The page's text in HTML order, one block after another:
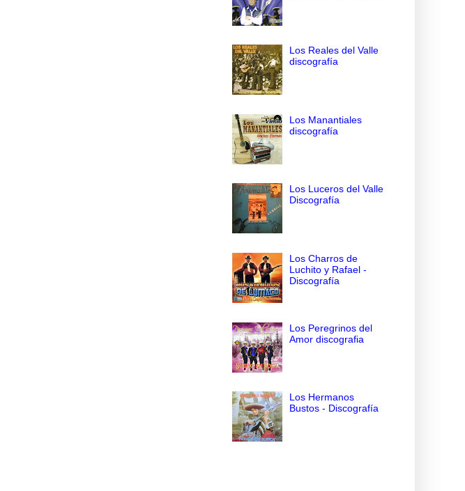
Los Reales del Valle
discografía
Los Manantiales
discografía
Los Luceros del Valle
Discografía
Los Charros de
Luchito y Rafael -
Discografía
Los Peregrinos del
Amor discografia
Los Hermanos
Bustos - Discografía